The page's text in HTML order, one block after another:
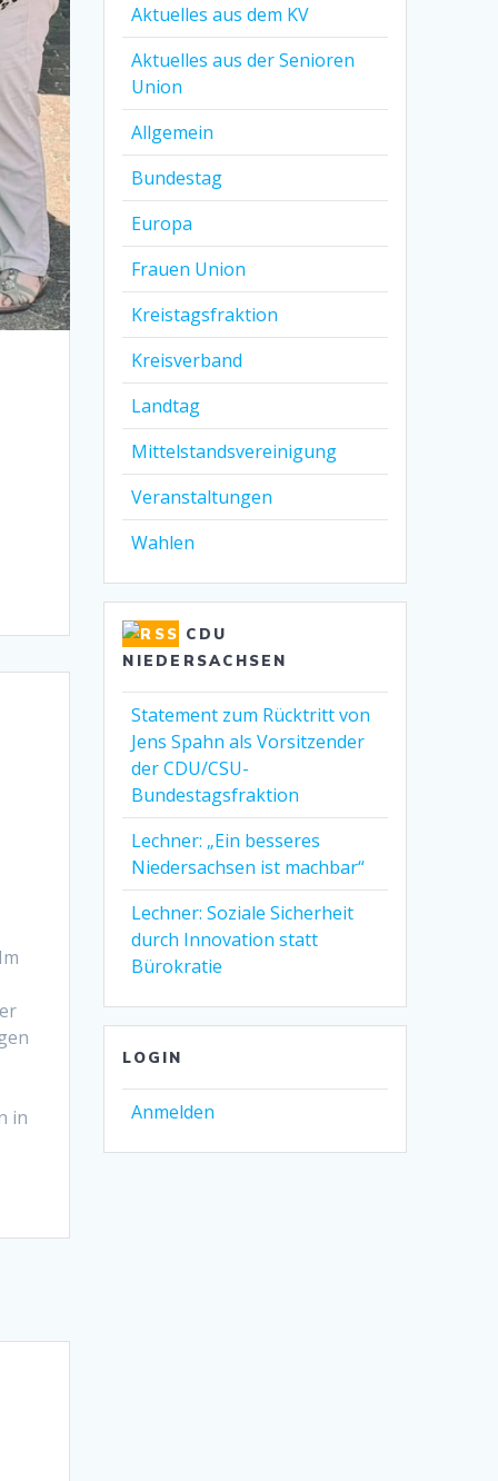
in
Aktuelles aus dem KV
Aktuelles aus der Senioren
Union
Allgemein
Bundestag
Europa
Frauen Union
Kreistagsfraktion
Kreisverband
Landtag
Mittelstandsvereinigung
Veranstaltungen
Wahlen
CDU
NIEDERSACHSEN
Statement zum Rücktritt von
Jens Spahn als Vorsitzender
der CDU/CSU-
Bundestagsfraktion
Lechner: „Ein besseres
Niedersachsen ist machbar“
Lechner: Soziale Sicherheit
durch Innovation statt
Bürokratie
LOGIN
Anmelden